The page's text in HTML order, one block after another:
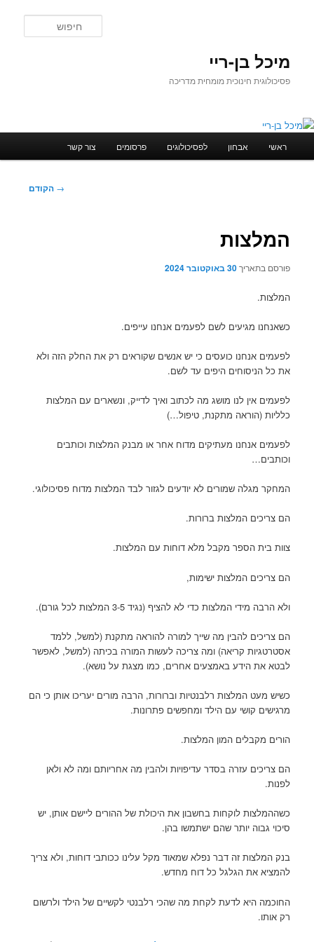
מיכל בן-ריי
פסיכולוגית חינוכית מומחית מדריכה
ראשי אבחון לפסיכולוגים פרסומים צור קשר
ניווט
→ הקודם
המלצות
פורסם בתאריך30 באוקטובר 2024
המלצות.
כשאנחנו מגיעים לשם לפעמים אנחנו עייפים.
לפעמים אנחנו כועסים כי יש אנשים שקוראים רק את החלק הזה ולא
את כל הניסוחים היפים עד לשם.
לפעמים אין לנו מושג מה לכתוב ואיך לדייק, ונשארים עם המלצות
כלליות (הוראה מתקנת, טיפול…)
לפעמים אנחנו מעתיקים מדוח אחר או מבנק המלצות וכותבים
וכותבים…
המחקר מגלה שמורים לא יודעים לגזור לבד המלצות מדוח פסיכולוגי.
הם צריכים המלצות ברורות.
צוות בית הספר מקבל מלא דוחות עם המלצות.
הם צריכים המלצות ישימות,
ולא הרבה מידי המלצות כדי לא להציף (נגיד 3-5 המלצות לכל גורם).
הם צריכים להבין מה שייך למורה להוראה מתקנת (למשל, ללמד
אסטרטגיות קריאה) ומה צריכה לעשות המורה בכיתה (למשל, לאפשר
לבטא את הידע באמצעים אחרים, כמו מצגת על נושא).
כשיש מעט המלצות רלבנטיות וברורות, הרבה מורים יעריכו אותן כי הם
מרגישים קושי עם הילד ומחפשים פתרונות.
הורים מקבלים המון המלצות.
הם צריכים עזרה בסדר עדיפויות ולהבין מה אחריותם ומה לא ולאן
לפנות.
כשההמלצות לוקחות בחשבון את היכולת של ההורים ליישם אותן, יש
סיכוי גבוה יותר שהם ישתמשו בהן.
בנק המלצות זה דבר נפלא שמאוד מקל עלינו ככותבי דוחות, ולא צריך
להמציא את הגלגל כל דוח מחדש.
החוכמה היא לדעת לקחת מה שהכי רלבנטי לקשיים של הילד ולרשום
רק אותו.